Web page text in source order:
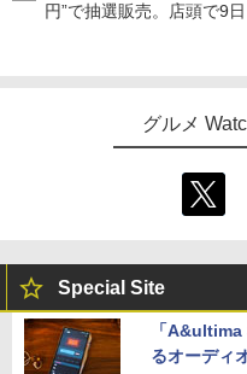
円”で抽選販売。店頭で9
グルメ
Special Site
「
るオーディ